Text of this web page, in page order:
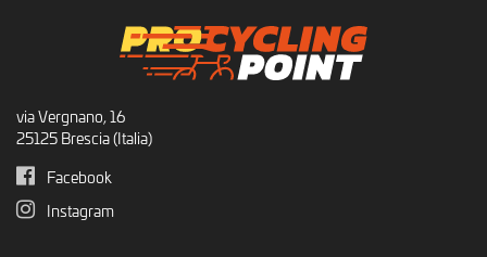
via Vergnano, 16
25125 Brescia (Italia)
Facebook
Instagram